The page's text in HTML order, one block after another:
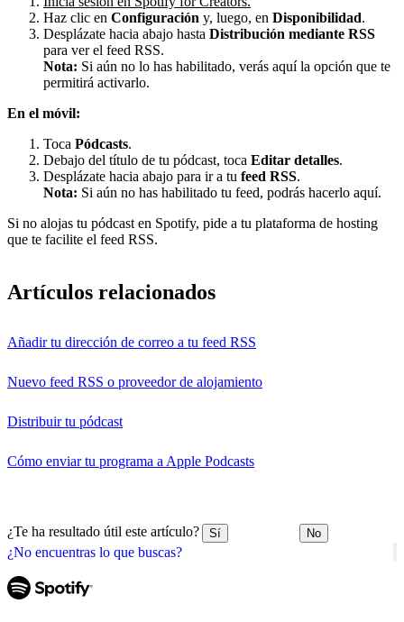
¿No encuentras lo que buscas?
Haz clic en Configuración y, luego, en Disponibilidad.
Desplázate hacia abajo hasta Distribución mediante RSS
para ver el feed RSS.
Nota: Si aún no lo has habilitado, verás aquí la opción que te
permitirá activarlo.
En el móvil:
Toca Pódcasts.
Debajo del título de tu pódcast, toca Editar detalles.
Desplázate hacia abajo para ir a tu feed RSS.
Nota: Si aún no has habilitado tu feed, podrás hacerlo aquí.
Si no alojas tu pódcast en Spotify, pide a tu plataforma de hosting
que te facilite el feed RSS.
Artículos relacionados
Añadir tu dirección de correo a tu feed RSS
Nuevo feed RSS o proveedor de alojamiento
Distribuir tu pódcast
Cómo enviar tu programa a Apple Podcasts
¿Te ha resultado útil este artículo? Sí No